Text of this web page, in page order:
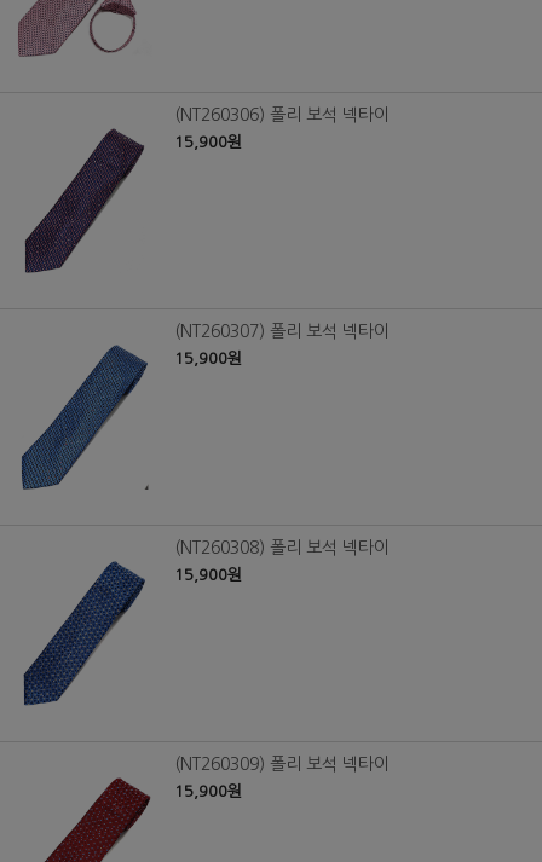
(NT260306) 폴리 보석 넥타이
15,900원
(NT260307) 폴리 보석 넥타이
15,900원
(NT260308) 폴리 보석 넥타이
15,900원
(NT260309) 폴리 보석 넥타이
15,900원